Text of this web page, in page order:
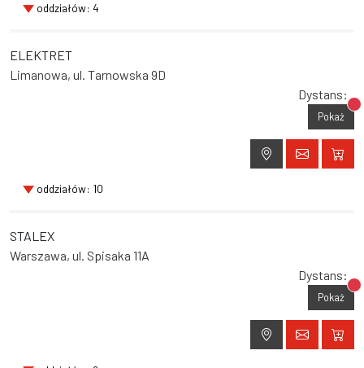
oddziałów: 4
ELEKTRET
Limanowa, ul. Tarnowska 9D
Dystans:
Pokaż
oddziałów: 10
STALEX
Warszawa, ul. Spisaka 11A
Dystans:
Pokaż